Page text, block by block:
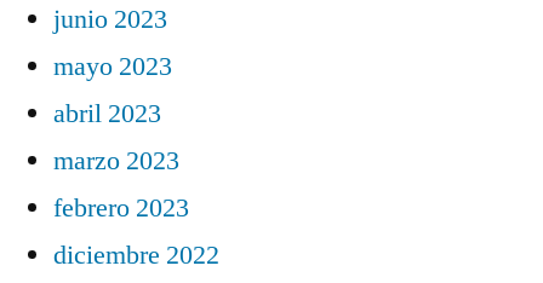
junio 2023
mayo 2023
abril 2023
marzo 2023
febrero 2023
diciembre 2022